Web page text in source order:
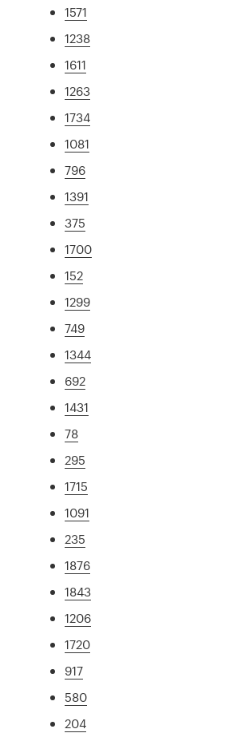
1571
1238
1611
1263
1734
1081
796
1391
375
1700
152
1299
749
1344
692
1431
78
295
1715
1091
235
1876
1843
1206
1720
917
580
204